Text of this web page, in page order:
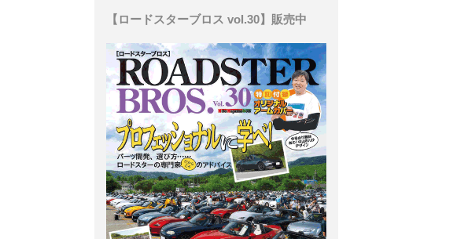
【ロードスターブロス vol.30】販売中